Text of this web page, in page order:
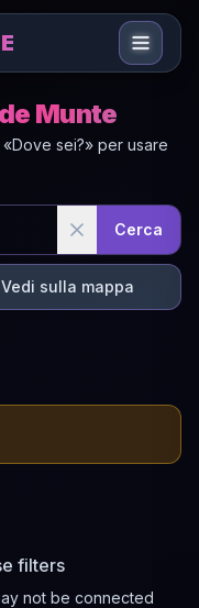
Munte
sei?» per usare
Cerca
Vedi sulla mappa
filters
not be connected